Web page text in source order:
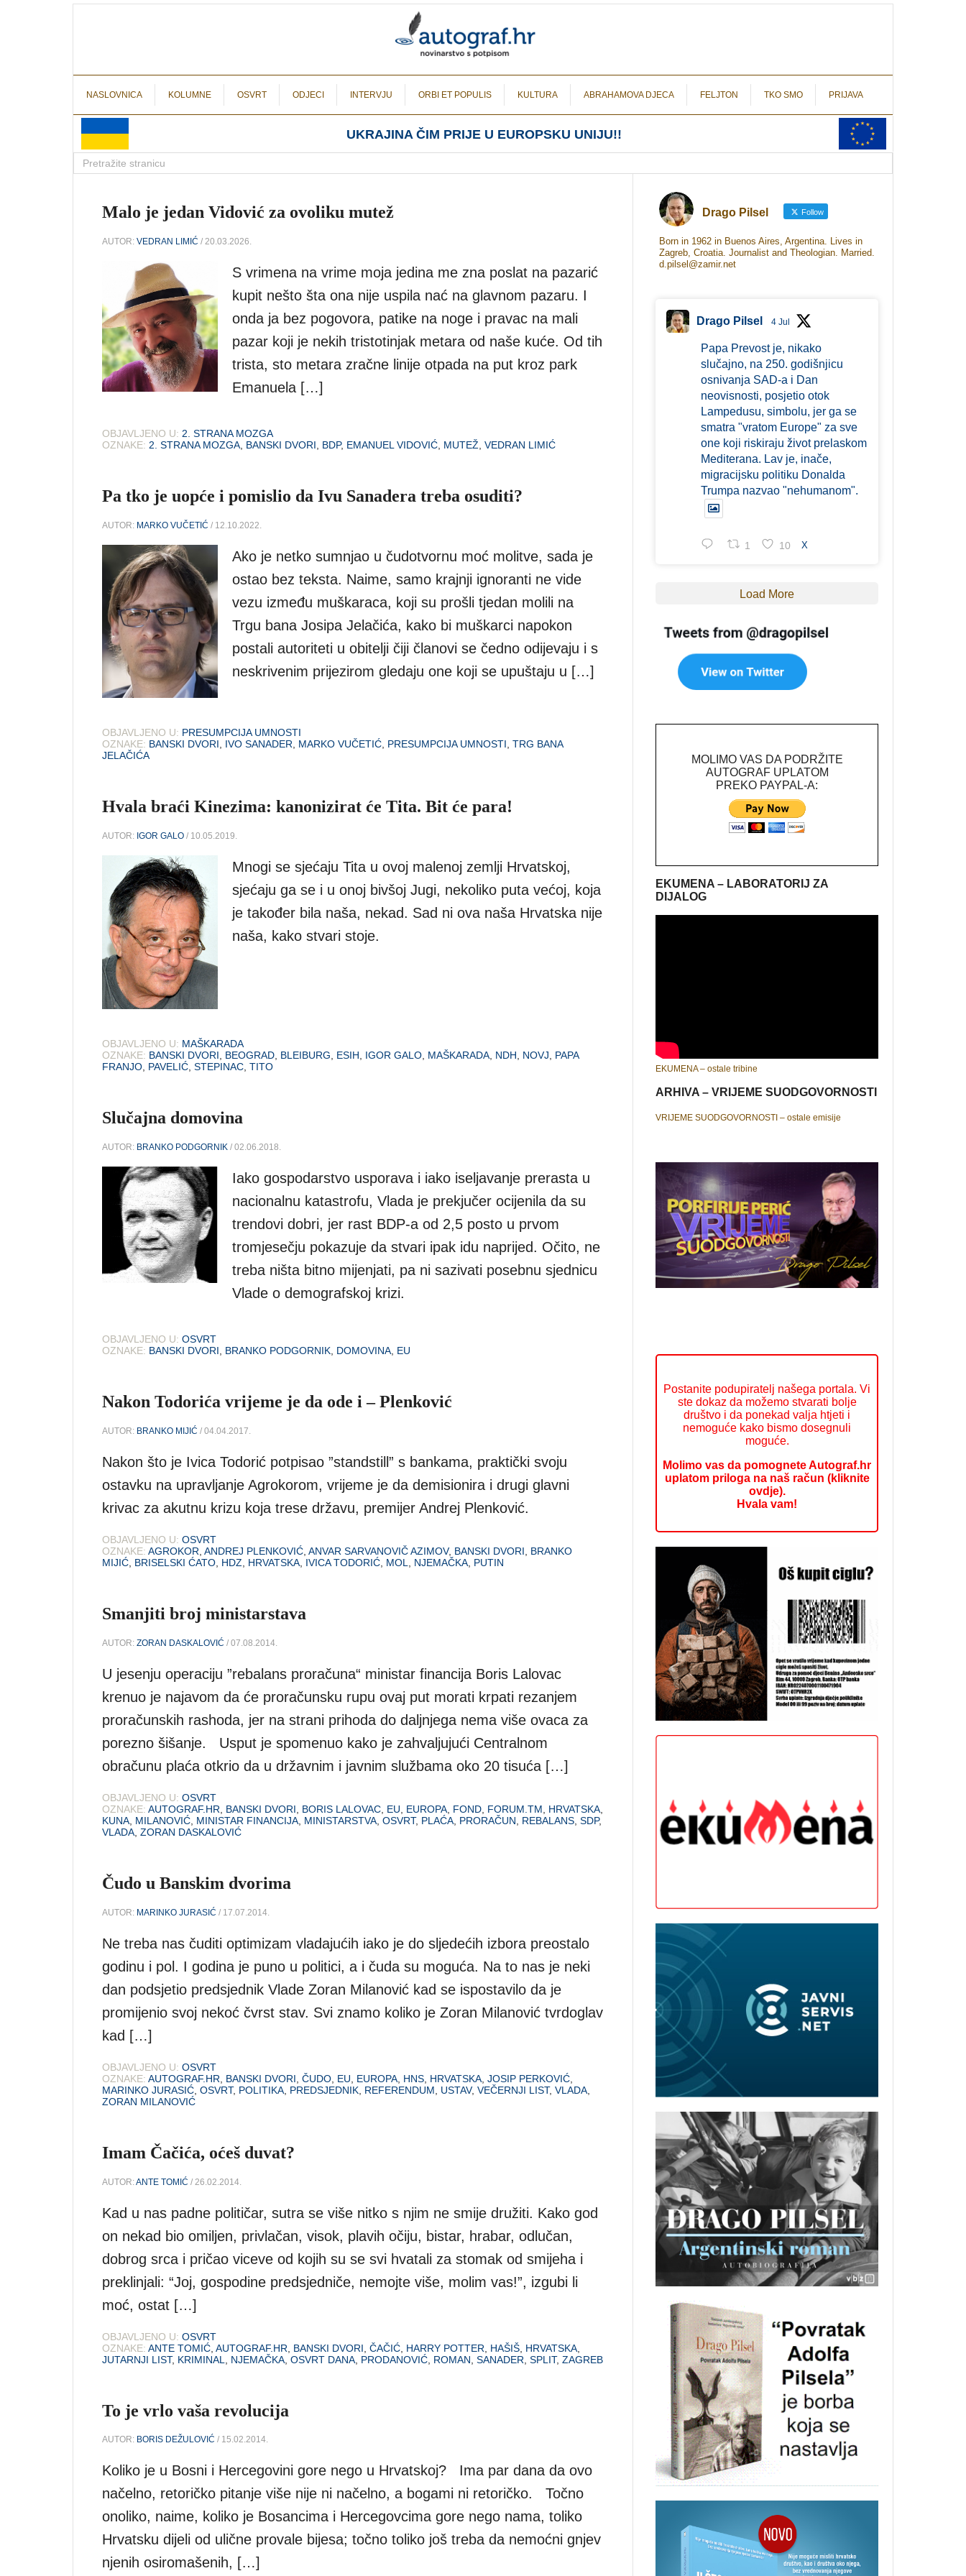
NASLOVNICA KOLUMNE OSVRT ODJECI INTERVJU ORBI ET POPULIS KULTURA ABRAHAMOVA DJECA FELJTON TKO SMO PRIJAVA
UKRAJINA ČIM PRIJE U EUROPSKU UNIJU!!
Malo je jedan Vidović za ovoliku mutež
AUTOR: VEDRAN LIMIĆ / 20.03.2026.
S vrimena na vrime moja jedina me zna poslat na pazarić
kupit nešto šta ona nije uspila nać na glavnom pazaru. I
onda ja bez pogovora, patike na noge i pravac na mali
pazar koji je nekih tristotinjak metara od naše kuće. Od tih
trista, sto metara zračne linije otpada na put kroz park
Emanuela […]
OBJAVLJENO U: 2. STRANA MOZGA
OZNAKE: 2. STRANA MOZGA BANSKI DVORI BDP, EMANUEL VIDOVIĆ MUTEŽ VEDRAN LIMIĆ
Pa tko je uopće i pomislio da Ivu Sanadera treba osuditi?
AUTOR: MARKO VUČETIĆ / 12.10.2022.
Ako je netko sumnjao u čudotvornu moć molitve, sada je
ostao bez teksta. Naime, samo krajnji ignoranti ne vide
vezu između muškaraca, koji su prošli tjedan molili na
Trgu bana Josipa Jelačića, kako bi muškarci napokon
postali autoriteti u obitelji čiji članovi se čedno odijevaju i s
neskrivenim prijezirom gledaju one koji se upuštaju u […]
OBJAVLJENO U: PRESUMPCIJA UMNOSTI
OZNAKE: BANSKI DVORI, IVO SANADER, MARKO VUČETIĆ, PRESUMPCIJA UMNOSTI, TRG BANA
JELAČIĆA
Hvala braći Kinezima: kanonizirat će Tita. Bit će para!
AUTOR: IGOR GALO / 10.05.2019.
Mnogi se sjećaju Tita u ovoj malenoj zemlji Hrvatskoj,
sjećaju ga se i u onoj bivšoj Jugi, nekoliko puta većoj, koja
je također bila naša, nekad. Sad ni ova naša Hrvatska nije
naša, kako stvari stoje.
OBJAVLJENO U: MAŠKARADA
OZNAKE: BANSKI DVORI BEOGRAD BLEIBURG ESIH IGOR GALO MAŠKARADA NDH NOVJ
PAPA
FRANJO PAVELIĆ STEPINAC TITO
Slučajna domovina
AUTOR: BRANKO PODGORNIK / 02.06.2018.
Iako gospodarstvo usporava i iako iseljavanje prerasta u
nacionalnu katastrofu, Vlada je prekjučer ocijenila da su
trendovi dobri, jer rast BDP-a od 2,5 posto u prvom
tromjesečju pokazuje da stvari ipak idu naprijed. Očito, ne
treba ništa bitno mijenjati, pa ni sazivati posebnu sjednicu
Vlade o demografskoj krizi.
OBJAVLJENO U: OSVRT
OZNAKE: BANSKI DVORI BRANKO PODGORNIK DOMOVINA EU
Nakon Todorića vrijeme je da ode i – Plenković
AUTOR: BRANKO MIJIĆ / 04.04.2017.
Nakon što je Ivica Todorić potpisao ”standstill” s bankama, praktički svoju
ostavku na upravljanje Agrokorom, vrijeme je da demisionira i drugi glavni
krivac za akutnu krizu koja trese državu, premijer Andrej Plenković.
OBJAVLJENO U: OSVRT
OZNAKE: AGROKOR ANDREJ PLENKOVIĆ ANVAR SARVANOVIČ AZIMOV, BANSKI DVORI
BRANKO
MIJIĆ BRISELSKI ĆATO HDZ HRVATSKA IVICA TODORIĆ MOL NJEMAČKA PUTIN
Smanjiti broj ministarstava
AUTOR: ZORAN DASKALOVIĆ / 07.08.2014.
U jesenju operaciju ”rebalans proračuna“ ministar financija Boris Lalovac
krenuo je najavom da će proračunsku rupu ovaj put morati krpati rezanjem
proračunskih rashoda, jer na strani prihoda do daljnjega nema više ovaca za
porezno šišanje. Usput je spomenuo kako je zahvaljujući Centralnom
obračunu plaća otkrio da u državnim i javnim službama oko 20 tisuća […]
OBJAVLJENO U: OSVRT
OZNAKE: AUTOGRAF.HR BANSKI DVORI BORIS LALOVAC EU EUROPA FOND FORUM.TM HRVATSKA
KUNA MILANOVIĆ MINISTAR FINANCIJA MINISTARSTVA OSVRT, PLAĆA PRORAČUN REBALANS SDP,
VLADA ZORAN DASKALOVIĆ
Čudo u Banskim dvorima
AUTOR: MARINKO JURASIĆ / 17.07.2014.
Ne treba nas čuditi optimizam vladajućih iako je do sljedećih izbora preostalo
godinu i pol. I godina je puno u politici, a i čuda su moguća. Na to nas je neki
dan podsjetio predsjednik Vlade Zoran Milanović kad se ispostavilo da je
promijenio svoj nekoć čvrst stav. Svi znamo koliko je Zoran Milanović tvrdoglav
kad […]
OBJAVLJENO U: OSVRT
OZNAKE: AUTOGRAF.HR BANSKI DVORI ČUDO EU EUROPA HNS HRVATSKA JOSIP PERKOVIĆ
MARINKO JURASIĆ OSVRT, POLITIKA PREDSJEDNIK REFERENDUM USTAV, VEČERNJI LIST, VLADA
ZORAN MILANOVIĆ
Imam Čačića, oćeš duvat?
AUTOR:ANTE TOMIĆ / 26.02.2014.
Kad u nas padne političar, sutra se više nitko s njim ne smije družiti. Kako god
on nekad bio omiljen, privlačan, visok, plavih očiju, bistar, hrabar, odlučan,
dobrog srca i pričao viceve od kojih su se svi hvatali za stomak od smijeha i
preklinjali: “Joj, gospodine predsjedniče, nemojte više, molim vas!”, izgubi li
moć, ostat […]
OBJAVLJENO U: OSVRT
OZNAKE: ANTE TOMIĆ AUTOGRAF.HR BANSKI DVORI ČAČIĆ HARRY POTTER HAŠIŠ HRVATSKA
JUTARNJI LIST, KRIMINAL NJEMAČKA OSVRT DANA PRODANOVIĆ ROMAN SANADER SPLIT, ZAGREB
To je vrlo vaša revolucija
AUTOR: BORIS DEŽULOVIĆ / 15.02.2014.
Koliko je u Bosni i Hercegovini gore nego u Hrvatskoj? Ima par dana da ovo
načelno, retoričko pitanje više nije ni načelno, a bogami ni retoričko. Točno
onoliko, naime, koliko je Bosancima i Hercegovcima gore nego nama, toliko
Hrvatsku dijeli od ulične provale bijesa; točno toliko još treba da nemoćni gnjev
njenih osiromašenih, […]
Drago Pilsel Follow
Born in 1962 in Buenos Aires, Argentina. Lives in
Zagreb, Croatia. Journalist and Theologian. Married.
d.pilsel@zamir.net
Drago Pilsel 4 Jul
Papa Prevost je, nikako
slučajno, na 250. godišnjicu
osnivanja SAD-a i Dan
neovisnosti, posjetio otok
Lampedusu, simbolu, jer ga se
smatra "vratom Europe" za sve
one koji riskiraju život prelaskom
Mediterana. Lav je, inače,
migracijsku politiku Donalda
Trumpa nazvao "nehumanom".
1 10 X
Load More
MOLIMO VAS DA PODRŽITE
AUTOGRAF UPLATOM
PREKO PAYPAL-A:
EKUMENA – LABORATORIJ ZA
DIJALOG
EKUMENA – ostale tribine
ARHIVA – VRIJEME SUODGOVORNOSTI
VRIJEME SUODGOVORNOSTI – ostale emisije
Postanite podupiratelj našega portala. Vi
ste dokaz da možemo stvarati bolje
društvo i da ponekad valja htjeti i
nemoguće kako bismo dosegnuli
moguće.
Molimo vas da pomognete Autograf.hr
uplatom priloga na naš račun (kliknite
ovdje).
Hvala vam!